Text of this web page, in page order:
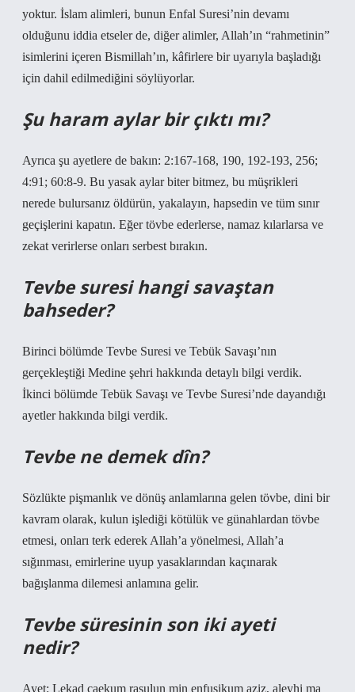
yoktur. İslam alimleri, bunun Enfal Suresi’nin devamı
olduğunu iddia etseler de, diğer alimler, Allah’ın “rahmetinin”
isimlerini içeren Bismillah’ın, kâfirlere bir uyarıyla başladığı
için dahil edilmediğini söylüyorlar.
Şu haram aylar bir çıktı mı?
Ayrıca şu ayetlere de bakın: 2:167-168, 190, 192-193, 256;
4:91; 60:8-9. Bu yasak aylar biter bitmez, bu müşrikleri
nerede bulursanız öldürün, yakalayın, hapsedin ve tüm sınır
geçişlerini kapatın. Eğer tövbe ederlerse, namaz kılarlarsa ve
zekat verirlerse onları serbest bırakın.
Tevbe suresi hangi savaştan
bahseder?
Birinci bölümde Tevbe Suresi ve Tebük Savaşı’nın
gerçekleştiği Medine şehri hakkında detaylı bilgi verdik.
İkinci bölümde Tebük Savaşı ve Tevbe Suresi’nde dayandığı
ayetler hakkında bilgi verdik.
Tevbe ne demek dîn?
Sözlükte pişmanlık ve dönüş anlamlarına gelen tövbe, dini bir
kavram olarak, kulun işlediği kötülük ve günahlardan tövbe
etmesi, onları terk ederek Allah’a yönelmesi, Allah’a
sığınması, emirlerine uyup yasaklarından kaçınarak
bağışlanma dilemesi anlamına gelir.
Tevbe süresinin son iki ayeti
nedir?
Ayet: Lekad caekum rasulun min enfusikum aziz, aleyhi ma